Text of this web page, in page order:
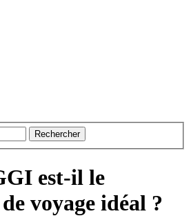
Rechercher
est-il le
voyage idéal ?